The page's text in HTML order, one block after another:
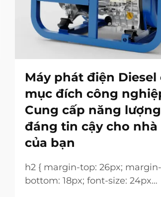
Máy phát điện Diesel
mục đích công
Cung cấp năng lượng
đáng tin cậy cho nhà
của bạn
h2 { margin-top: 26px; margin-
bottom: 18px; font-size: 24px